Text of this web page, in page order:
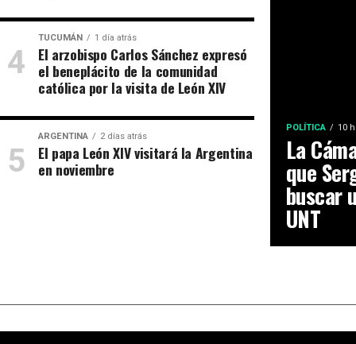
POLÍTICA 10
La
que
buscar
UNT
TUCUMÁN 1 día atrás
El arzobispo Carlos Sánchez expresó
el beneplácito de la comunidad
católica por la visita de León XIV
ARGENTINA 2 días atrás
El papa León XIV visitará la Argentina
en noviembre